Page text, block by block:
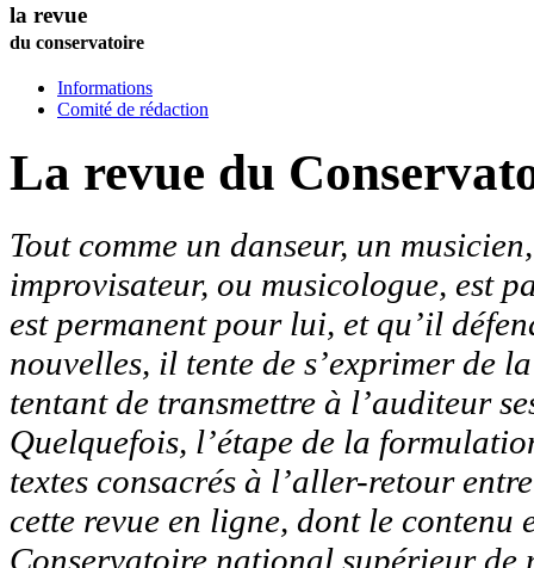
la revue
du conservatoire
Informations
Comité de rédaction
La revue du
Tout comme un danseur, un
improvisateur, ou musicologue, est
est permanent pour lui, et qu’il
nouvelles, il tente de s’exprimer de
tentant de transmettre à l’auditeur
Quelquefois, l’étape de la
textes consacrés à l’aller-retour
cette revue en ligne, dont le contenu
Conservatoire national supérieur de